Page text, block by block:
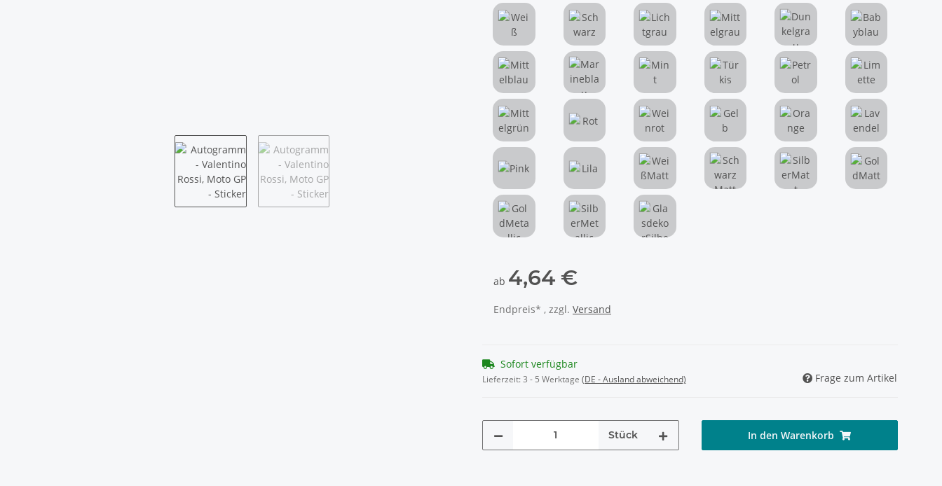
Weiß Schwarz Lichtgrau Mittelgrau Dunkelgrau Babyblau
Mittelblau Marineblau Mint Türkis Petrol Limette
Mittelgrün Rot Weinrot Gelb Orange Lavendel
Pink Lila WeißMatt
ab 4,64 €
Endpreis* , zzgl. Versand
Sofort verfügbar
Lieferzeit:3 - 5 Werktage (DE - Ausland abweichend) Frage zum Artikel
Stück In den Warenkorb